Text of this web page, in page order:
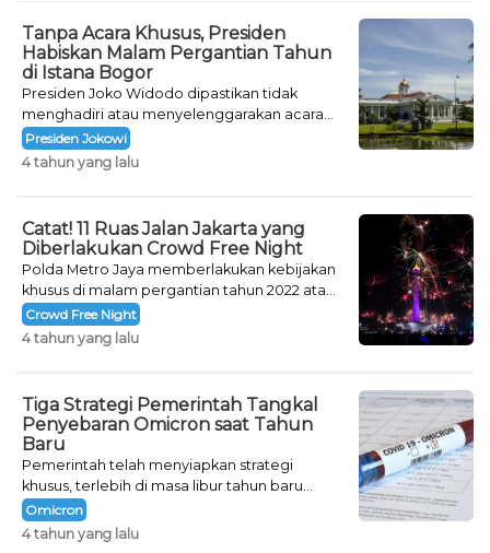
Tanpa Acara Khusus, Presiden
Habiskan Malam Pergantian Tahun
di Istana Bogor
Presiden Joko Widodo dipastikan tidak
menghadiri atau menyelenggarakan acara
khusus untuk mengisi malam pergantian
tahun.
Presiden Jokowi
4 tahun yang lalu
Catat! 11 Ruas Jalan Jakarta yang
Diberlakukan Crowd Free Night
Polda Metro Jaya memberlakukan kebijakan
khusus di malam pergantian tahun 2022 atau
Crowd Free Night selama dua hari.
Crowd Free Night
4 tahun yang lalu
Tiga Strategi Pemerintah Tangkal
Penyebaran Omicron saat Tahun
Baru
Pemerintah telah menyiapkan strategi
khusus, terlebih di masa libur tahun baru
seperti saat ini.
Omicron
4 tahun yang lalu